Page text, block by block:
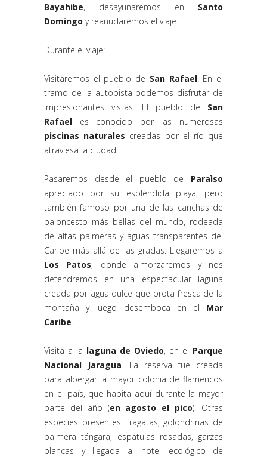
Bayahibe, desayunaremos en Santo
Domingo y reanudaremos el viaje.
Durante el viaje:
Visitaremos el pueblo de San Rafael. En el
tramo de la autopista podemos disfrutar de
impresionantes vistas. El pueblo de San
Rafael es conocido por las numerosas
piscinas naturales creadas por el río que
atraviesa la ciudad.
Pasaremos desde el pueblo de Paraìso
apreciado por su espléndida playa, pero
también famoso por una de las canchas de
baloncesto más bellas del mundo, rodeada
de altas palmeras y aguas transparentes del
Caribe más allá de las gradas. Llegaremos a
Los Patos, donde almorzaremos y nos
detendremos en una espectacular laguna
creada por agua dulce que brota fresca de la
montaña y luego desemboca en el Mar
Caribe
Visita a la laguna de Oviedo, en el Parque
Nacional Jaragua . La reserva fue creada
para albergar la mayor colonia de flamencos
en el país, que habita aquí durante la mayor
parte del año (en agosto el pico). Otras
especies presentes: fragatas, golondrinas de
palmera tángara, espátulas rosadas, garzas
blancas y llegada al hotel ecológico de